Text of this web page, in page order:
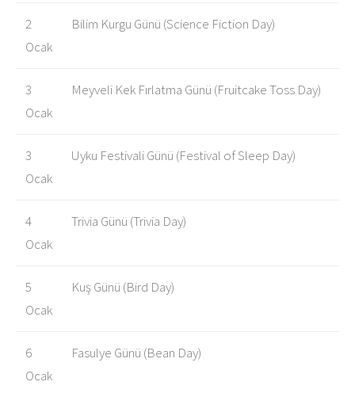
2
Ocak
Bilim Kurgu Günü (Science Fiction Day)
3
Ocak
Meyveli Kek Fırlatma Günü (Fruitcake Toss Day)
3
Ocak
Uyku Festivali Günü (Festival of Sleep Day)
4
Ocak
Trivia Günü (Trivia Day)
5
Ocak
Kuş Günü (Bird Day)
6
Ocak
Fasulye Günü (Bean Day)